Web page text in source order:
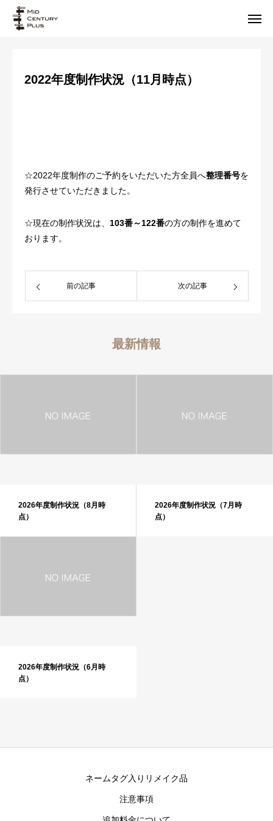
2022年度制作状況（11月時点）
☆2022年度制作のご予約をいただいた方全員へ整理番号を
発行させていただきました。
☆現在の制作状況は、 103番～122番の方の制作を進めて
おります。
前の記事 次の記事
最新情報
2026年度制作状況（8月時
点）
2026年度制作状況（7月時
点）
2026年度制作状況（6月時
点）
ネームタグ入りリメイク品
注意事項
注文フォーム よくある質問
リメイク制作事例
お客様の声